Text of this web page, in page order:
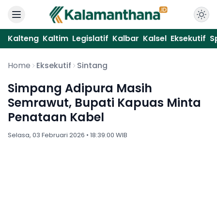
Kalteng Kaltim Legislatif Kalbar Kalsel Eksekutif
Home Eksekutif Sintang
Simpang Adipura Masih
Semrawut, Bupati Kapuas Minta
Penataan Kabel
Selasa, 03 Februari 2026 • 18:39:00 WIB